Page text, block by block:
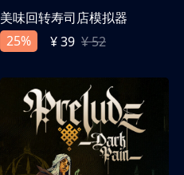
美味回转寿司店模拟器
25%
¥ 39 ¥ 52